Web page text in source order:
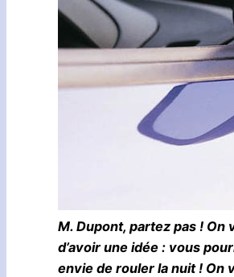
M. Dupont, partez pas ! On
d’avoir une idée : vous
envie de rouler la nuit ! On